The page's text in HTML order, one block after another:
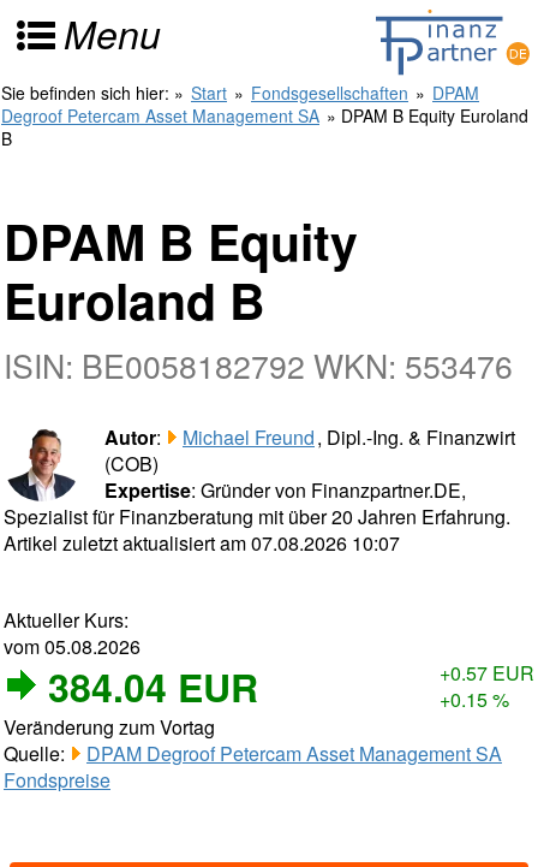
Menu
Sie befinden sich hier: » Start » Fondsgesellschaften » DPAM
Degroof Petercam Asset Management SA » DPAM B Equity Euroland
B
DPAM B Equity
Euroland B
ISIN: BE0058182792 WKN: 553476
Autor: Michael Freund, Dipl.-Ing. & Finanzwirt
(COB)
Expertise: Gründer von Finanzpartner.DE,
Spezialist für Finanzberatung mit über 20 Jahren Erfahrung.
Artikel zuletzt aktualisiert am 07.08.2026 10:07
Aktueller Kurs:
vom 05.08.2026
384.04 EUR
+0.57 EUR
+0.15 %
Veränderung zum Vortag
Quelle:
DPAM Degroof Petercam Asset Management SA
Fondspreise